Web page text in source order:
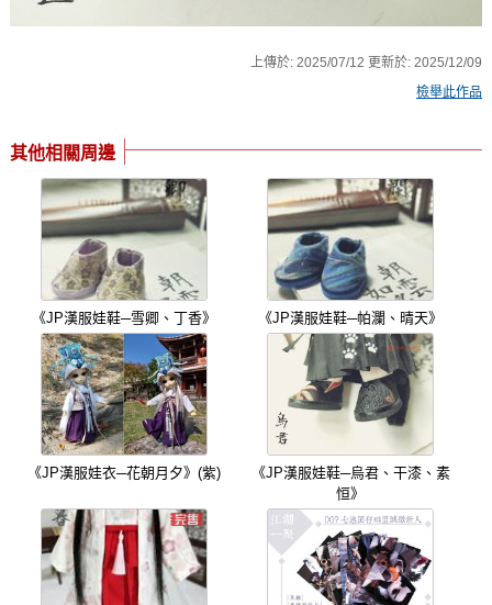
上傳於:2025/07/12 更新於:2025/12/09
檢舉此作品
其他相關周邊
《JP漢服娃鞋─雪卿、丁香》 《JP漢服娃鞋─帕瀾、晴天》
《JP漢服娃衣─花朝月夕》(紫)
《JP漢服娃鞋─烏君、干漆、素
恒》